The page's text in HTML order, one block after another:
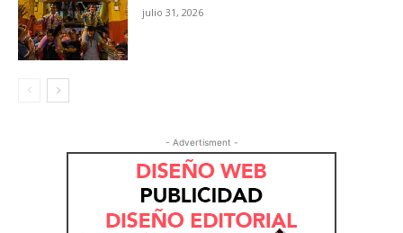
julio 31, 2026
- Advertisment -